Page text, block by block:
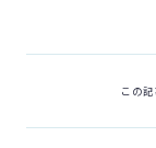
この記